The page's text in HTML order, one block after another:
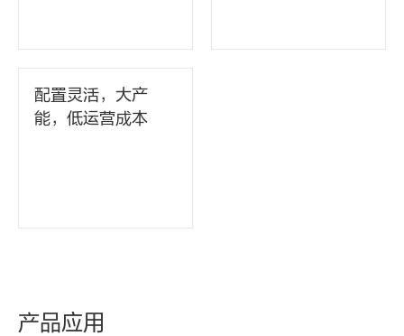
配置灵活，大产
能，低运营成本
产品应用